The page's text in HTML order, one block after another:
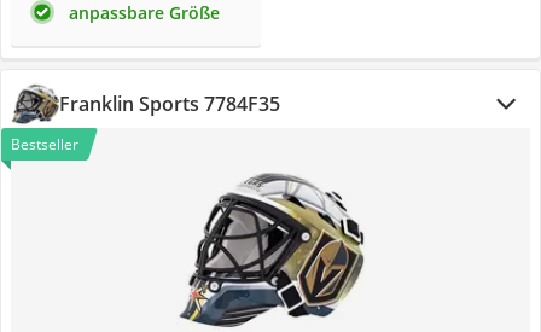
anpassbare Größe
Franklin Sports 7784F35
Bestseller